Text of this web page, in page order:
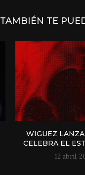
TAMBIÉN TE
WIGUEZ LANZA
CELEBRA EL
12 abril,